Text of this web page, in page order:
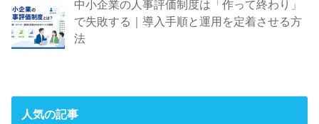
中小企業の人事評価制度は「作って終わり」
で失敗する｜導入手順と運用を定着させる方
法
人気の記事